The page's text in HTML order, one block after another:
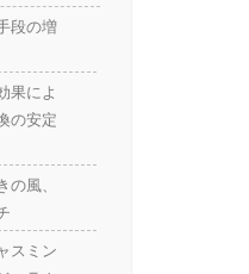
段の増
果によ
の安定
の風、
スミン